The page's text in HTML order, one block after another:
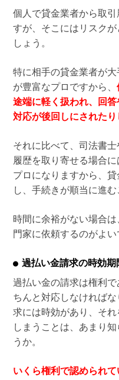
個人で貸金業者から取
すが、そこにはリスク
しょう。
特に相手の貸金業者が
が豊富なプロですから、
途端に軽く扱われ、回答
対応が後回しにされた
それに比べて、司法書士
履歴を取り寄せる場合
プロになりますから、
し、手続きが順当に進む
時間に余裕がない場合
門家に依頼するのがよい
過払い金請求の時効
過払い金の請求は権利
ちんと対応しなければ
求には時効があり、そ
しまうことは、あまり
うか。
いくら権利で認められ